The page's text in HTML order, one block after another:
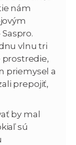
nám
vlnu tri
prostredie,
priemysel a
prepojiť,
by mal
sú